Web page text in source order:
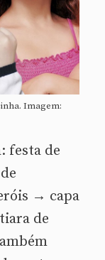
Imagem:
festa de
→ capa
de